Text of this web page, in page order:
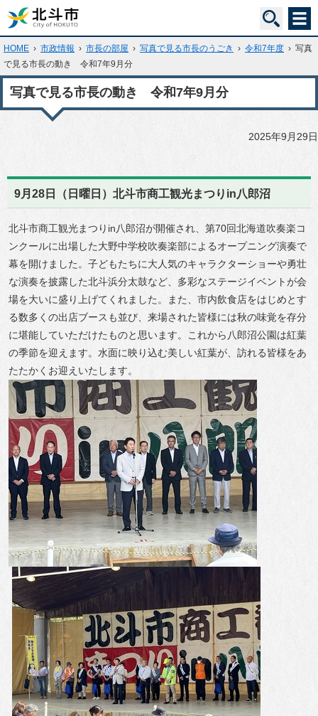
HOME › 市政情報 › 市長の部屋 › 写真で見る市長のうごき › 令和7年度 › 写真
で見る市長の動き 令和7年9月分
写真で見る市長の動き 令和7年9月分
2025年9月29日
9月28日（日曜日）北斗市商工観光まつりin八郎沼
北斗市商工観光まつりin八郎沼が開催され、第70回北海道吹奏楽コ
ンクールに出場した大野中学校吹奏楽部によるオープニング演奏で
幕を開けました。子どもたちに大人気のキャラクターショーや勇壮
な演奏を披露した北斗浜分太鼓など、多彩なステージイベントが会
場を大いに盛り上げてくれました。また、市内飲食店をはじめとす
る数多くの出店ブースも並び、来場された皆様には秋の味覚を存分
に堪能していただけたものと思います。これから八郎沼公園は紅葉
の季節を迎えます。水面に映り込む美しい紅葉が、訪れる皆様をあ
たたかくお迎えいたします。